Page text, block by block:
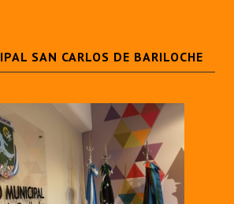
SAN CARLOS DE BARILOCHE